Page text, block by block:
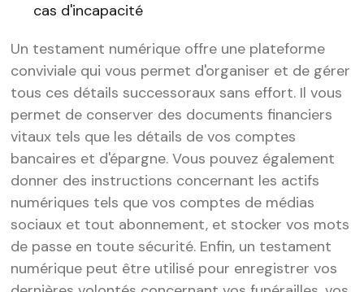
cas d'incapacité
Un testament numérique offre une plateforme
conviviale qui vous permet d'organiser et de gérer
tous ces détails successoraux sans effort. Il vous
permet de conserver des documents financiers
vitaux tels que les détails de vos comptes
bancaires et d'épargne. Vous pouvez également
donner des instructions concernant les actifs
numériques tels que vos comptes de médias
sociaux et tout abonnement, et stocker vos mots
de passe en toute sécurité. Enfin, un testament
numérique peut être utilisé pour enregistrer vos